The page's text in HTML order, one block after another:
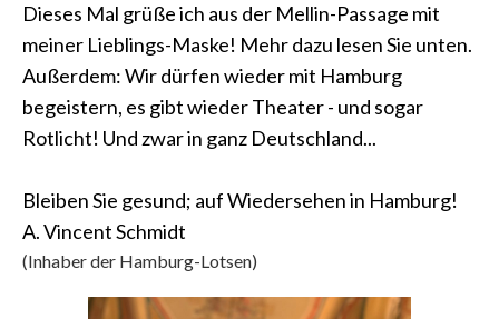
Dieses Mal grüße ich aus der Mellin-Passage mit
meiner Lieblings-Maske! Mehr dazu lesen Sie unten.
Außerdem: Wir dürfen wieder mit Hamburg
begeistern, es gibt wieder Theater - und sogar
Rotlicht! Und zwar in ganz Deutschland...
Bleiben Sie gesund; auf Wiedersehen in Hamburg!
A. Vincent Schmidt
(Inhaber der Hamburg-Lotsen)